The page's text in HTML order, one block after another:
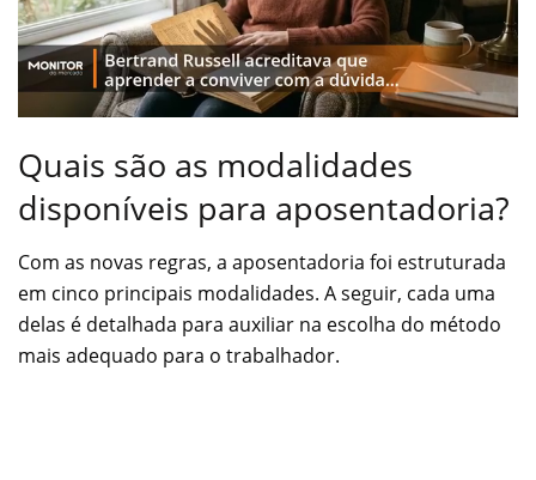
Quais são as modalidades
disponíveis para aposentadoria?
Com as novas regras, a aposentadoria foi estruturada
em cinco principais modalidades. A seguir, cada uma
delas é detalhada para auxiliar na escolha do método
mais adequado para o trabalhador.